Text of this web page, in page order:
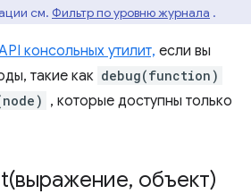
см. Фильтр по уровню журнала .
консольных утилит, если вы
такие как debug(function)
, которые доступны только
выражение, объект)